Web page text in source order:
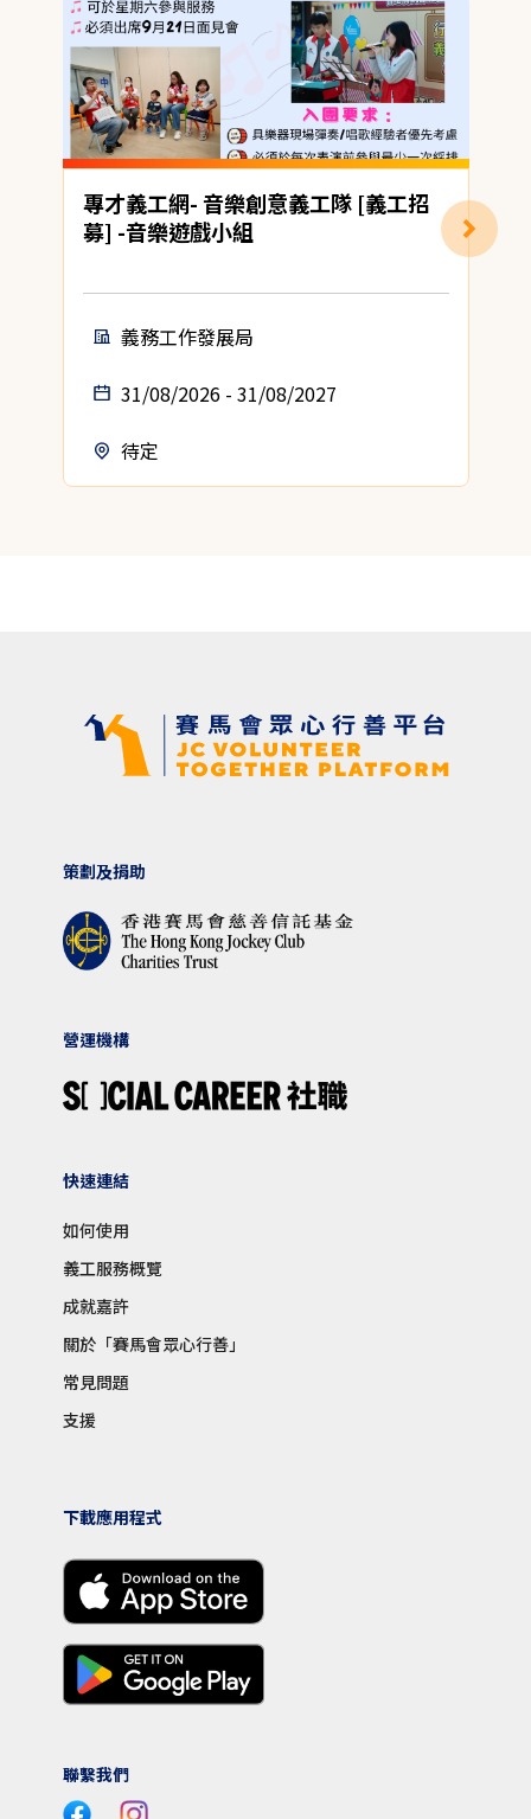
專才義工網- 音樂創意義工隊 [義工招
募] -音樂遊戲小組
義務工作發展局
31/08/2026 - 31/08/2027
待定
策劃及捐助
營運機構
快速連結
如何使用
義工服務概覽
成就嘉許
關於「賽馬會眾心行善」
常見問題
支援
下載應用程式
聯繫我們